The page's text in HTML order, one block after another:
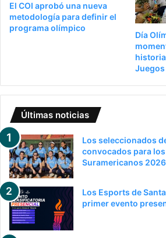
El COI aprobó una nueva
metodología para definir el
programa olímpico
Día
Últimas noticias
Los seleccionados
convocados para
Suramericanos 2026
Los Esports de
primer evento